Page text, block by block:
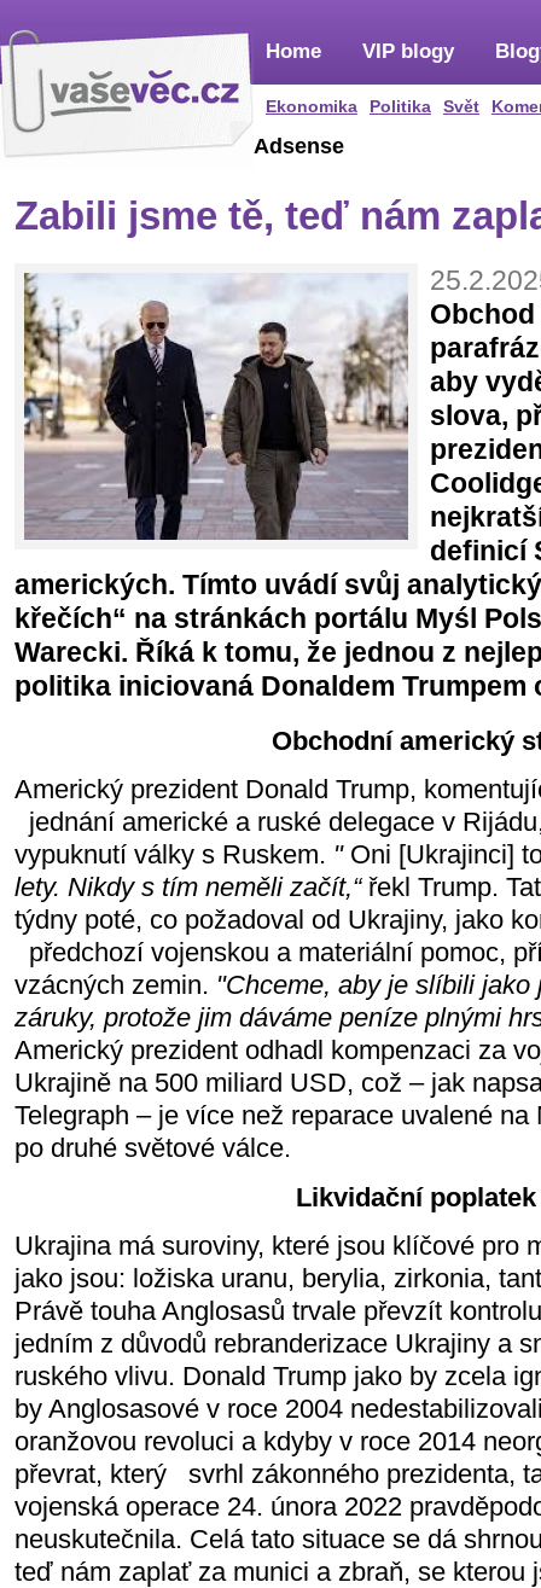
Home
Ekonomika Politika Svět
VIP blogy
Adsense
Zabili jsme tě, teď nám
aby
slova,
definicí
amerických. Tímto uvádí svůj
křečích“ na stránkách portálu Myśl
Warecki. Říká k tomu, že jednou z
politika iniciovaná Donaldem Trumpem
Obchodní americký
Americký prezident Donald Trump,
jednání americké a ruské delegace v
vypuknutí války s Ruskem. "Oni [Ukrajinci]
lety. Nikdy s tím neměli začít,“řekl Trump.
týdny poté, co požadoval od Ukrajiny, jako
předchozí vojenskou a materiální pomoc,
vzácných zemin. "Chceme, aby je slíbili jako
záruky, protože jim dáváme peníze plnými
Americký prezident odhadl kompenzaci za
Ukrajině na 500 miliard USD, což – jak
Telegraph – je více než reparace uvalené
po druhé světové válce.
Likvidační poplatek
Ukrajina má suroviny, které jsou klíčové pro
jako jsou: ložiska uranu, berylia, zirkonia,
Právě touha Anglosasů trvale převzít
jedním z důvodů rebranderizace Ukrajiny a
ruského vlivu. Donald Trump jako by zcela
by Anglosasové v roce 2004
oranžovou revoluci a kdyby v roce 2014
převrat, který svrhl zákonného prezidenta,
vojenská operace 24. února 2022
neuskutečnila. Celá tato situace se dá
teď nám zaplať za munici a zbraň, se kterou